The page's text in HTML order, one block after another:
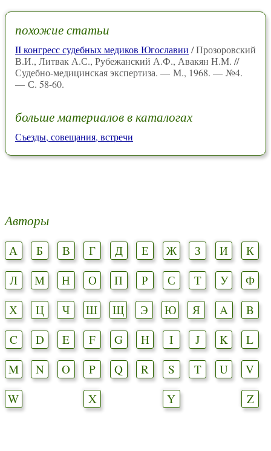
похожие статьи
II конгресс судебных медиков Югославии / Прозоровский
В.И., Литвак А.С., Рубежанский А.Ф., Авакян Н.М. //
Судебно-медицинская экспертиза. — М., 1968. — №4.
— С. 58-60.
больше материалов в каталогах
Съезды, совещания, встречи
Авторы
А Б В Г Д Е Ж З И
К
Л
М Н О П Р С Т У
Ф
Х
Ц Ч Ш Щ Э Ю Я A
B
C
D E F G H I J K
L
M
N O P Q R S T U
V
W
X Y Z